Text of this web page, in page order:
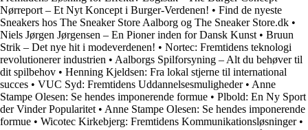
Nørreport – Et Nyt Koncept i Burger-Verdenen! • Find de nyeste
Sneakers hos The Sneaker Store Aalborg og The Sneaker Store.dk •
Niels Jørgen Jørgensen – En Pioner inden for Dansk Kunst • Bruun
Strik – Det nye hit i modeverdenen! • Nortec: Fremtidens teknologi
revolutionerer industrien • Aalborgs Spilforsyning – Alt du behøver til
dit spilbehov • Henning Kjeldsen: Fra lokal stjerne til international
succes • VUC Syd: Fremtidens Uddannelsesmuligheder• Anne
Stampe Olesen: Se hendes imponerende formue • Plbold: En Ny Sport
der Vinder Popularitet • Anne Stampe Olesen: Se hendes imponerende
formue • Wicotec Kirkebjerg: Fremtidens Kommunikationsløsninger•